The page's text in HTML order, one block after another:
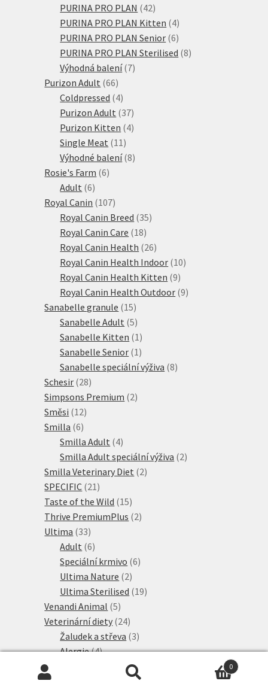
produktů
PURINA PRO PLAN 4242
produktů
PURINA PRO PLAN Kitten 44
produkty
PURINA PRO PLAN Senior 66
produktů
PURINA PRO PLAN Sterilised 88
Výhodná balení 77
Purizon Adult 6666
produktů
Coldpressed 44
produkty
Purizon Adult 3737
produktů
Purizon Kitten 44
Single Meat 11 11
produktů
Výhodné balení 88
Rosie's Farm 66
Adult 66
produktů
Royal Canin 107107
produktů
Royal Canin Breed 3535
Royal Canin Care 1818
produktů
Royal Canin Health 2626
produktů
Royal Canin Health Indoor 1010
Royal Canin Health Kitten 99
produktů
Royal Canin Health Outdoor 99
Sanabelle granule 1515
produktů
Sanabelle Adult 55
produktů
Sanabelle Kitten 1 1
produkt
Sanabelle Senior 1 1
produkt
Sanabelle speciální výživa 88
Schesir 2828
produktů
Simpsons Premium 22
Směsi 1212
Smilla 66
produktů
Smilla Adult 44
produkty
Smilla Adult speciální výživa 22
Smilla Veterinary Diet 22
SPECIFIC 21 21
produktů
Taste of the Wild 1515
produktů
Thrive PremiumPlus 22
Ultima 3333
produktů
Adult 66
produktů
Speciální krmivo 66
Ultima Nature 22
produkty
Ultima Sterilised 1919
Venandi Animal 55
produktů
Veterinární diety 2424
produktů
Žaludek a střeva 33
produkty
Alergie 44
produkty
produkty
0